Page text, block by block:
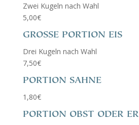
Zwei Kugeln nach Wahl
5,00€
GROSSE PORTION EIS
Drei Kugeln nach Wahl
7,50€
PORTION SAHNE
1,80€
PORTION OBST ODER